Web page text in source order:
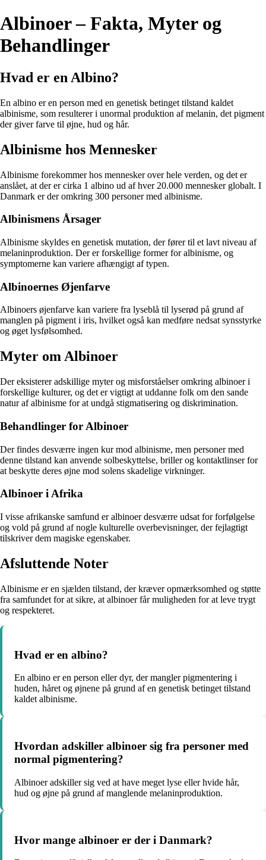
Albinoer – Fakta, Myter og
Behandlinger
Hvad er en Albino?
En albino er en person med en genetisk betinget tilstand kaldet
albinisme, som resulterer i unormal produktion af melanin, det pigment
der giver farve til øjne, hud og hår.
Albinisme hos Mennesker
Albinisme forekommer hos mennesker over hele verden, og det er
anslået, at der er cirka 1 albino ud af hver 20.000 mennesker globalt. I
Danmark er der omkring 300 personer med albinisme.
Albinismens Årsager
Albinisme skyldes en genetisk mutation, der fører til et lavt niveau af
melaninproduktion. Der er forskellige former for albinisme, og
symptomerne kan variere afhængigt af typen.
Albinoernes Øjenfarve
Albinoers øjenfarve kan variere fra lyseblå til lyserød på grund af
manglen på pigment i iris, hvilket også kan medføre nedsat synsstyrke
og øget lysfølsomhed.
Myter om Albinoer
Der eksisterer adskillige myter og misforståelser omkring albinoer i
forskellige kulturer, og det er vigtigt at uddanne folk om den sande
natur af albinisme for at undgå stigmatisering og diskrimination.
Behandlinger for Albinoer
Der findes desværre ingen kur mod albinisme, men personer med
denne tilstand kan anvende solbeskyttelse, briller og kontaktlinser for
at beskytte deres øjne mod solens skadelige virkninger.
Albinoer i Afrika
I visse afrikanske samfund er albinoer desværre udsat for forfølgelse
og vold på grund af nogle kulturelle overbevisninger, der fejlagtigt
tilskriver dem magiske egenskaber.
Afsluttende Noter
Albinisme er en sjælden tilstand, der kræver opmærksomhed og støtte
fra samfundet for at sikre, at albinoer får muligheden for at leve trygt
og respekteret.
Hvad er en albino?
En albino er en person eller dyr, der mangler pigmentering i
huden, håret og øjnene på grund af en genetisk betinget tilstand
kaldet albinisme.
Hvordan adskiller albinoer sig fra personer med
normal pigmentering?
Albinoer adskiller sig ved at have meget lyse eller hvide hår,
hud og øjne på grund af manglende melaninproduktion.
Hvor mange albinoer er der i Danmark?